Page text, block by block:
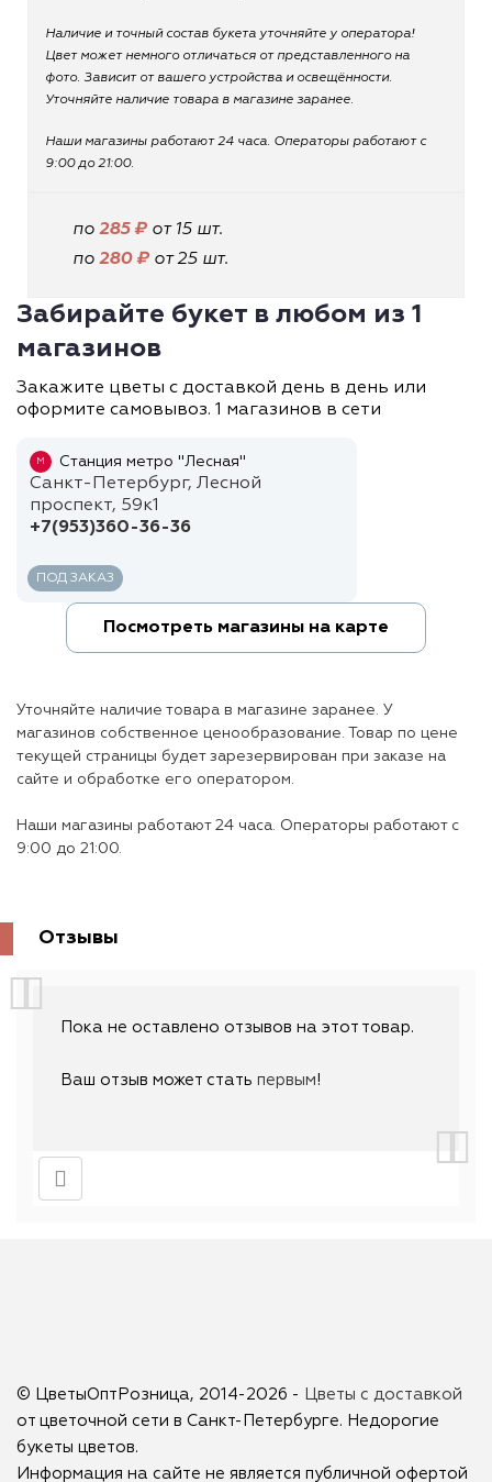
Наличие и точный состав букета уточняйте у оператора!
Цвет может немного отличаться от представленного на
фото. Зависит от вашего устройства и освещённости.
Уточняйте наличие товара в магазине заранее.
Наши магазины работают 24 часа. Операторы работают с
9:00 до 21:00.
по 285 ₽ от 15 шт.
по 280 ₽ от 25 шт.
Забирайте букет в любом из 1
магазинов
Закажите цветы с доставкой день в день или
оформите самовывоз. 1 магазинов в сети
М Станция метро "Лесная"
Санкт-Петербург, Лесной
проспект, 59к1
+7(953)360-36-36
ПОД ЗАКАЗ
Посмотреть магазины на карте
Уточняйте наличие товара в магазине заранее. У
магазинов собственное ценообразование. Товар по цене
текущей страницы будет зарезервирован при заказе на
сайте и обработке его оператором.
Наши магазины работают 24 часа. Операторы работают с
9:00 до 21:00.
Отзывы
Пока не оставлено отзывов на этот товар.
Ваш отзыв может стать первым!
© ЦветыОптРозница, 2014-2026 - Цветы с доставкой
от цветочной сети в Санкт-Петербурге. Недорогие
букеты цветов.
Информация на сайте не является публичной офертой